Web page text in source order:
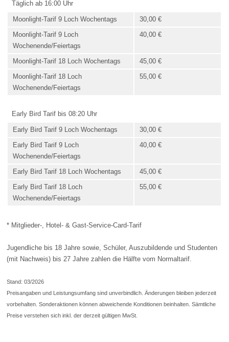
Täglich ab 16:00 Uhr
Moonlight-Tarif 9 Loch Wochentags
30,00 €
Moonlight-Tarif 9 Loch
Wochenende/Feiertags
40,00 €
Moonlight-Tarif 18 Loch Wochentags
45,00 €
Moonlight-Tarif 18 Loch
Wochenende/Feiertags
55,00 €
Early Bird Tarif bis 08:20 Uhr
Early Bird Tarif 9 Loch Wochentags
30,00 €
Early Bird Tarif 9 Loch
Wochenende/Feiertags
40,00 €
Early Bird Tarif 18 Loch Wochentags
45,00 €
Early Bird Tarif 18 Loch
Wochenende/Feiertags
55,00 €
* Mitglieder-, Hotel- & Gast-Service-Card-Tarif
Jugendliche bis 18 Jahre sowie, Schüler, Auszubildende und Studenten
(mit Nachweis) bis 27 Jahre zahlen die Hälfte vom Normaltarif.
Stand: 03/2026
Preisangaben und Leistungsumfang sind unverbindlich. Änderungen bleiben jederzeit
vorbehalten. Sonderaktionen können abweichende Konditionen beinhalten. Sämtliche
Preise verstehen sich inkl. der derzeit gültigen MwSt.